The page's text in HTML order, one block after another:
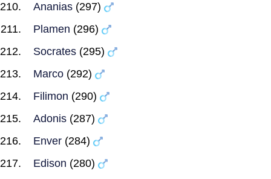
Ananias (297)
Plamen (296)
Socrates (295)
Marco (292)
Filimon (290)
Adonis (287)
Enver (284)
Edison (280)